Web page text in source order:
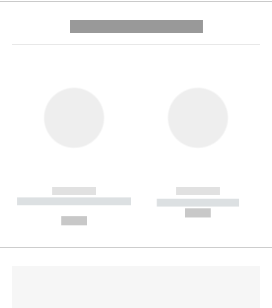
------------
----------- ----------- --------
------------
----------- -----------